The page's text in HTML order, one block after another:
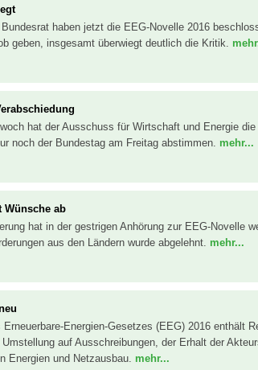
haben jetzt die EEG-Novelle 2016
geben, insgesamt überwiegt deutlich die Kritik.
hat der Ausschuss für Wirtschaft und Energie
noch der Bundestag am Freitag abstimmen. mehr...
Wünsche ab
hat in der gestrigen Anhörung zur EEG-Novelle
aus den Ländern wurde abgelehnt. mehr...
Energien-Gesetzes (EEG) 2016 enthält
auf Ausschreibungen, der Erhalt der
Energien und Netzausbau. mehr...